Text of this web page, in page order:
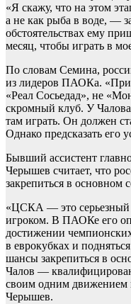
«Я скажу, что на этом
а не как рыба в воде, —
обстоятельствах ему
месяц, чтобы играть в
По словам Семина,
из лидеров ПАОКа.
«Реал Сосьедад», не
скромный клуб. У
там играть. Он должен
Однако предсказать
Бывший ассистент
Черышев считает, что
закрепиться в основном
«ЦСКА — это серьезный
игроком. В ПАОКе его
достижении
в еврокубках и
шансы закрепиться в
Чалов —
своим одним движением
Черышев.